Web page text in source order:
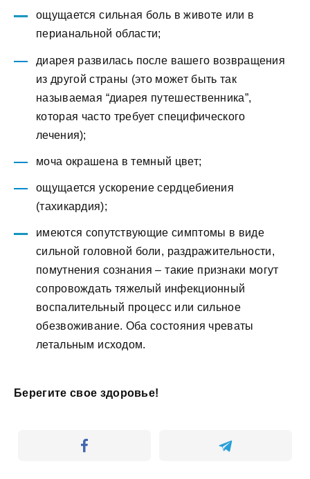
ощущается сильная боль в животе или в
перианальной области;
диарея развилась после вашего возвращения
из другой страны (это может быть так
называемая “диарея путешественника”,
которая часто требует специфического
лечения);
моча окрашена в темный цвет;
ощущается ускорение сердцебиения
(тахикардия);
имеются сопутствующие симптомы в виде
сильной головной боли, раздражительности,
помутнения сознания – такие признаки могут
сопровождать тяжелый инфекционный
воспалительный процесс или сильное
обезвоживание. Оба состояния чреваты
летальным исходом.
Берегите свое здоровье!